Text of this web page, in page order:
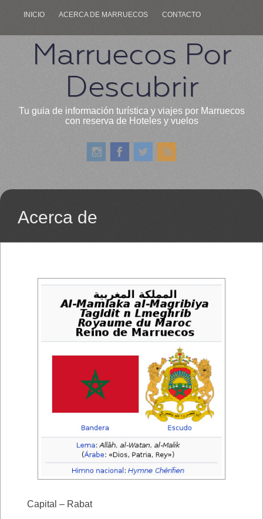
INICIO ACERCA DE MARRUECOS CONTACTO
Marruecos Por
Descubrir
Tu guia de información turística y viajes por Marruecos
con reserva de Hoteles y vuelos
Acerca de
Capital – Rabat